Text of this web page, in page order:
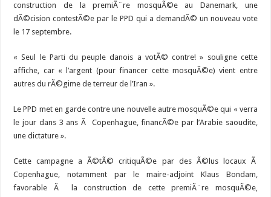
construction de la premiÃ¨re mosquÃ©e au Danemark, une
dÃ©cision contestÃ©e par le PPD qui a demandÃ© un nouveau vote
le 17 septembre.
« Seul le Parti du peuple danois a votÃ© contre! » souligne cette
affiche, car « l’argent (pour financer cette mosquÃ©e) vient entre
autres du rÃ©gime de terreur de l’Iran ».
Le PPD met en garde contre une nouvelle autre mosquÃ©e qui « verra
le jour dans 3 ans Ã Copenhague, financÃ©e par l’Arabie saoudite,
une dictature ».
Cette campagne a Ã©tÃ© critiquÃ©e par des Ã©lus locaux Ã
Copenhague, notamment par le maire-adjoint Klaus Bondam,
favorable Ã la construction de cette premiÃ¨re mosquÃ©e,